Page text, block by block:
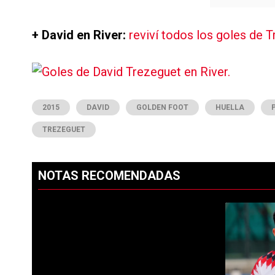
+ David en River: reviví todos los goles de
2015 DAVID GOLDEN FOOT HUELLA
TREZEGUET
NOTAS RECOMENDADAS
Un artículo